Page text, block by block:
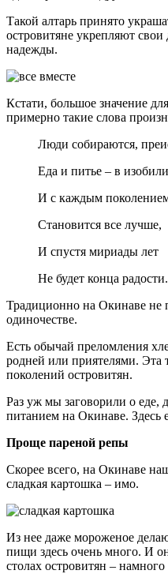
Такой алтарь принято
островитяне укрепляют
надежды.
Кстати, большое значение
примерно такие слова
Люди собираются,
Еда и питье – в
И с каждым
Становится все лучше,
И спустя мириады лет
Не будет конца радости.
Традиционно на Окинаве не
одиночестве.
Есть обычай преломления
родней или приятелями. Эта
поколений островитян.
Раз уж мы заговорили о еде,
питанием на Окинаве. Здесь
Проще пареной репы
Скорее всего, на Окинаве
сладкая картошка – имо.
Из нее даже мороженое
пищи здесь очень много. И
столах островитян –